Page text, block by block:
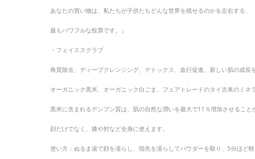
あなたの買い物は、私たちが子供たちどんな世界を残せるのかを左右する、
最もパワフルな投票です。』
・フェイススクラブ
角質除去、ディープクレンジング、デトックス、血行促進、新しい肌の成長
オーガニック黒米、オーガニック白ごま、フェアトレードのタイ古来のミネ
黒米に含まれるデンプン質は、肌の自然な潤いを最大で11％増加させること
顔だけでなく、膝や肘など全身に使えます。
使い方：ぬるま湯で顔を濡らし、指先を濡らしてパウダーを取り、5分ほど軽